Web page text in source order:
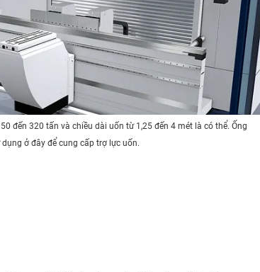
đến 320 tấn và chiều dài uốn từ 1,25 đến 4 mét là có thể. Ống
ở đây để cung cấp trợ lực uốn.